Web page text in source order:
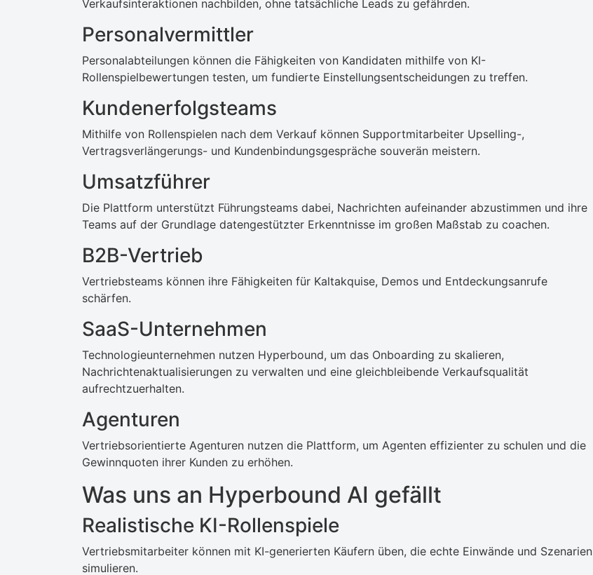
Verkaufsinteraktionen nachbilden, ohne tatsächliche Leads zu gefährden.
Personalvermittler
Personalabteilungen können die Fähigkeiten von Kandidaten mithilfe von KI-
Rollenspielbewertungen testen, um fundierte Einstellungsentscheidungen zu treffen.
Kundenerfolgsteams
Mithilfe von Rollenspielen nach dem Verkauf können Supportmitarbeiter Upselling-,
Vertragsverlängerungs- und Kundenbindungsgespräche souverän meistern.
Umsatzführer
Die Plattform unterstützt Führungsteams dabei, Nachrichten aufeinander abzustimmen und ihre
Teams auf der Grundlage datengestützter Erkenntnisse im großen Maßstab zu coachen.
B2B-Vertrieb
Vertriebsteams können ihre Fähigkeiten für Kaltakquise, Demos und Entdeckungsanrufe
schärfen.
SaaS-Unternehmen
Technologieunternehmen nutzen Hyperbound, um das Onboarding zu skalieren,
Nachrichtenaktualisierungen zu verwalten und eine gleichbleibende Verkaufsqualität
aufrechtzuerhalten.
Agenturen
Vertriebsorientierte Agenturen nutzen die Plattform, um Agenten effizienter zu schulen und die
Gewinnquoten ihrer Kunden zu erhöhen.
Was uns an Hyperbound AI gefällt
Realistische KI-Rollenspiele
Vertriebsmitarbeiter können mit KI-generierten Käufern üben, die echte Einwände und Szenarien
simulieren.